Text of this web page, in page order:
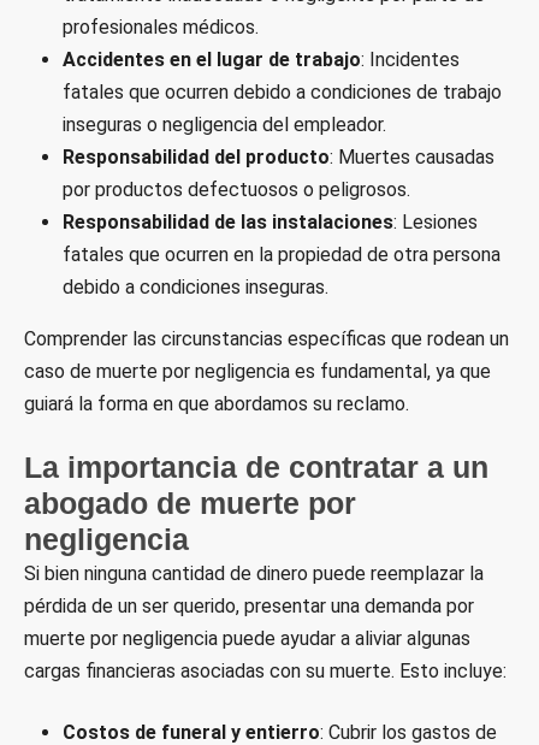
profesionales médicos.
Accidentes en el lugar de trabajo: Incidentes
fatales que ocurren debido a condiciones de trabajo
inseguras o negligencia del empleador.
Responsabilidad del producto: Muertes causadas
por productos defectuosos o peligrosos.
Responsabilidad de las instalaciones: Lesiones
fatales que ocurren en la propiedad de otra persona
debido a condiciones inseguras.
Comprender las circunstancias específicas que rodean un
caso de muerte por negligencia es fundamental, ya que
guiará la forma en que abordamos su reclamo.
La importancia de contratar a un
abogado de muerte por
negligencia
Si bien ninguna cantidad de dinero puede reemplazar la
pérdida de un ser querido, presentar una demanda por
muerte por negligencia puede ayudar a aliviar algunas
cargas financieras asociadas con su muerte. Esto incluye:
Costos de funeral y entierro: Cubrir los gastos de